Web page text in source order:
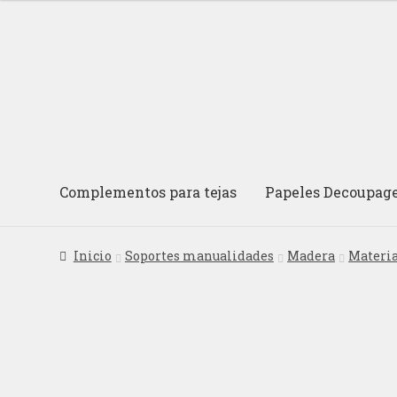
Complementos para tejas Papeles
Inicio Soportes manualidades Madera